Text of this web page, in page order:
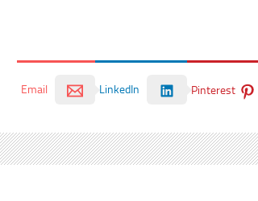
Pinterest
LinkedIn
Email